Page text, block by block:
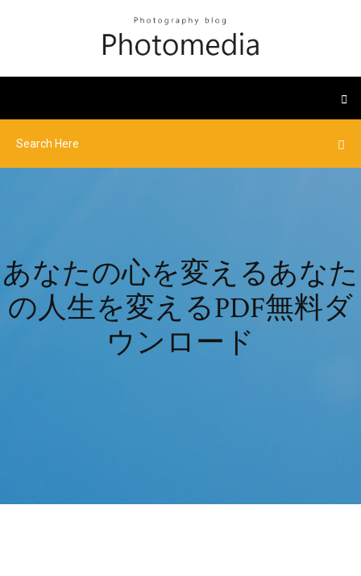
あなたの心を変えるあなた
の人生を変えるPDF無料ダ
ウンロード